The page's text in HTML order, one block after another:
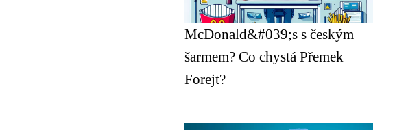
McDonald&#039;s s českým
šarmem? Co chystá Přemek
Forejt?